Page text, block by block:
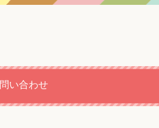
問い合わせ